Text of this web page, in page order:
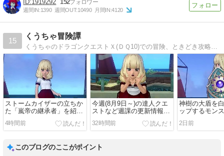
1919292 152
週間IN:1390 週間OUT:10490 月間IN:4120
15
くうちゃ冒険譚
くうちゃのドラゴンクエストＸ(ＤＱ10)での冒険、ときどき攻略のドラクエ10ブログ
ストームカイザーの立ちか
た「嵐帝の継承者」を紹介
します
4時間前
今週(8月9日～)の達人クエ
ストなど週課の更新情報を
紹介します
32時間前
神樹の大盾を
ップするモン
2日前
このブログのここがポイント